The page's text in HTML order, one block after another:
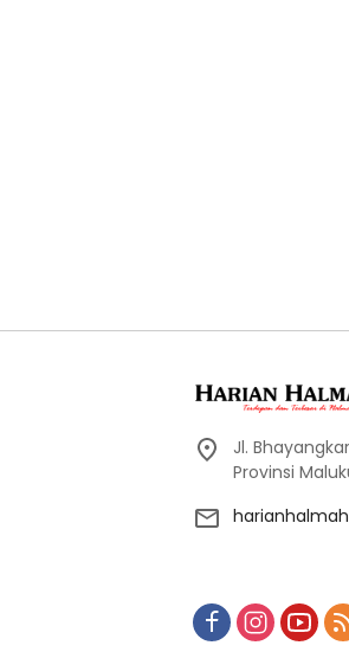
Jl.
Provinsi